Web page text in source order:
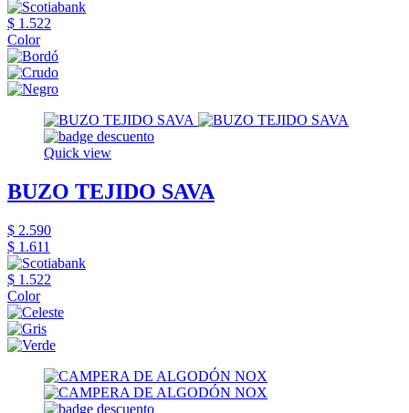
$ 1.522
Color
Quick view
BUZO TEJIDO SAVA
$ 2.590
$ 1.611
$ 1.522
Color